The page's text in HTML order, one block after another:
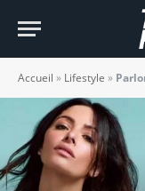
Accueil » Lifestyle » Parlons un